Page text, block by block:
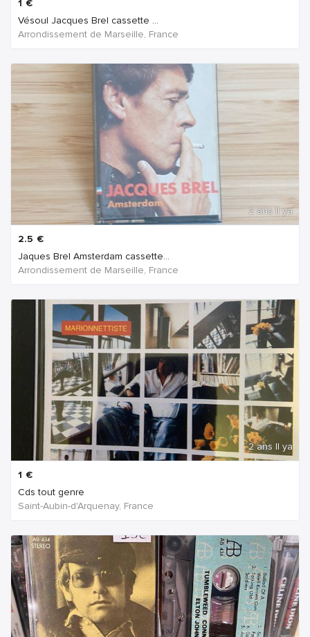
1 €
Vésoul Jacques Brel cassette ...
Arrondissement de Marseille, France
2 ans Il ya
2.5 €
Jaques Brel Amsterdam cassette...
Arrondissement de Marseille, France
2 ans Il ya
1 €
Cds tout genre
Saint-Aubin-d'Arquenay, France